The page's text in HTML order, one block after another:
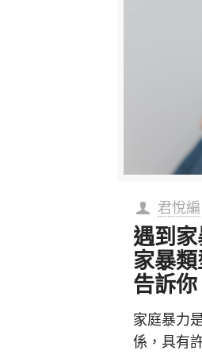
君悅編
遇到
家暴
告訴你
家庭暴力
係，具有